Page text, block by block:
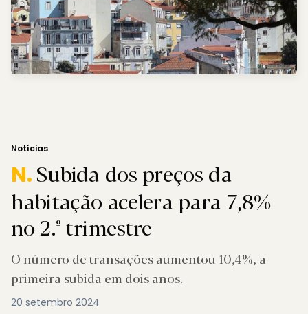
Notícias
N.Subida dos preços da
habitação acelera para 7,8%
no 2.º trimestre
O número de transações aumentou 10,4%, a
primeira subida em dois anos.
20 setembro 2024